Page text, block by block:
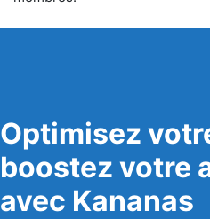
Optimisez
boostez votre
avec Kananas